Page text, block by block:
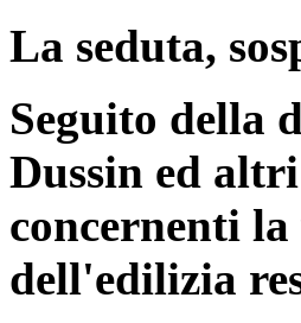
La seduta,
Seguito della
Dussin ed
concernenti
dell'edilizia